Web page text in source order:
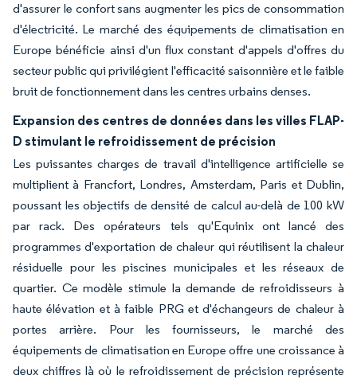
d'assurer le confort sans augmenter les pics de consommation
d'électricité. Le marché des équipements de climatisation en
Europe bénéficie ainsi d'un flux constant d'appels d'offres du
secteur public qui privilégient l'efficacité saisonnière et le faible
bruit de fonctionnement dans les centres urbains denses.
Expansion des centres de données dans les villes FLAP-
D stimulant le refroidissement de précision
Les puissantes charges de travail d'intelligence artificielle se
multiplient à Francfort, Londres, Amsterdam, Paris et Dublin,
poussant les objectifs de densité de calcul au-delà de 100 kW
par rack. Des opérateurs tels qu'Equinix ont lancé des
programmes d'exportation de chaleur qui réutilisent la chaleur
résiduelle pour les piscines municipales et les réseaux de
quartier. Ce modèle stimule la demande de refroidisseurs à
haute élévation et à faible PRG et d'échangeurs de chaleur à
portes arrière. Pour les fournisseurs, le marché des
équipements de climatisation en Europe offre une croissance à
deux chiffres là où le refroidissement de précision représente